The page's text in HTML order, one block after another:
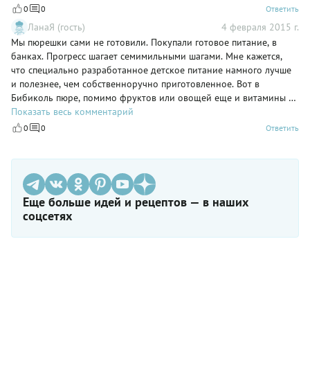
0 0 Ответить
ЛанаЯ (гость)
4 февраля 2015 г.
Мы пюрешки сами не готовили. Покупали готовое питание, в
банках. Прогресс шагает семимильными шагами. Мне кажется,
что специально разработанное детское питание намного лучше
и полезнее, чем собственноручно приготовленное. Вот в
Бибиколь пюре, помимо фруктов или овощей еще и витамины с
минералами содержатся.
Показать весь комментарий
0 0 Ответить
Еще больше идей и рецептов — в наших
соцсетях